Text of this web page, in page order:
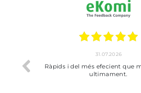
Ràpids i del més efecient que m'he trobat
ultimament.